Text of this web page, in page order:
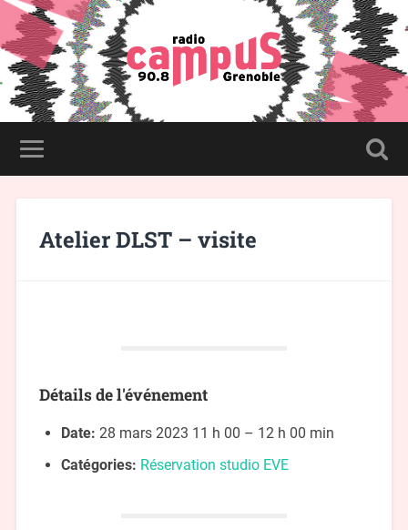
Atelier DLST – visite
Détails de l'événement
Date: 28 mars 2023 11 h 00 – 12 h 00 min
Catégories: Réservation studio EVE